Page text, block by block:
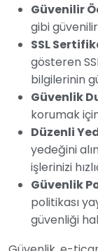
Güvenilir
gibi
SSL
gösteren
bilgilerinin
Güvenlik
korumak
Düzenli
yedeğini
işlerinizi
Güvenlik
politikası
güvenliği